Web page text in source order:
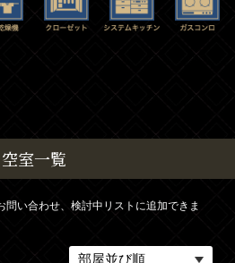
空室一覧
い合わせ、検討中リストに追加できま